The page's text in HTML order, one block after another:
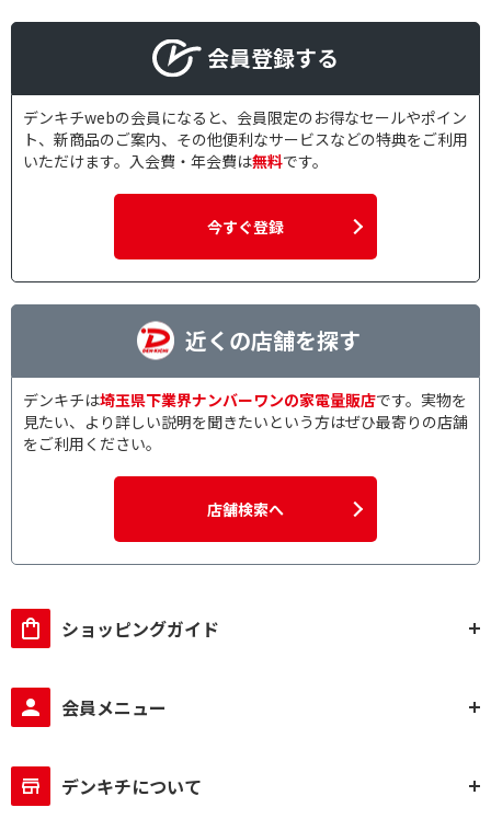
会員登録する
デンキチwebの会員になると、会員限定のお得なセールやポイン
ト、新商品のご案内、その他便利なサービスなどの特典をご利用
いただけます。入会費・年会費は無料です。
今すぐ登録
近くの店舗を探す
デンキチは埼玉県下業界ナンバーワンの家電量販店です。実物を
見たい、より詳しい説明を聞きたいという方はぜひ最寄りの店舗
をご利用ください。
店舗検索へ
ショッピングガイド
会員メニュー
デンキチについて